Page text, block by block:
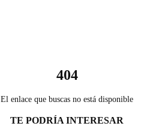
404
El enlace que buscas no está disponible
TE PODRÍA INTERESAR